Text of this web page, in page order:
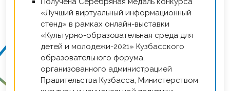
«Лучший виртуальный информационный
стенд» в рамках онлайн-выставки
«Культурно-образовательная среда для
детей и молодежи-2021» Кузбасского
образовательного форума,
организованного администрацией
Правительства Кузбасса, Министерством